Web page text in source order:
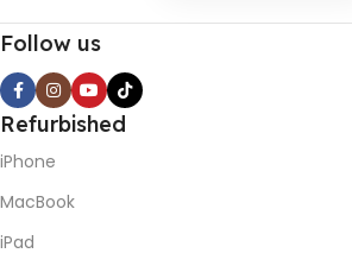
Follow us
Refurbished
iPhone
MacBook
iPad